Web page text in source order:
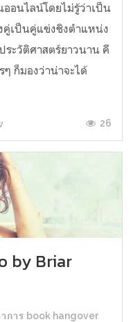
อนไลน์โดยไม่รู้ว่าเป็น
คู่เป็นคู่แข่งชิงตำแหน่ง
ะวัติศาสตร์ยาวนาน คี
ก็มองว่าน่าจะได้
26
by Briar
การ book hangover